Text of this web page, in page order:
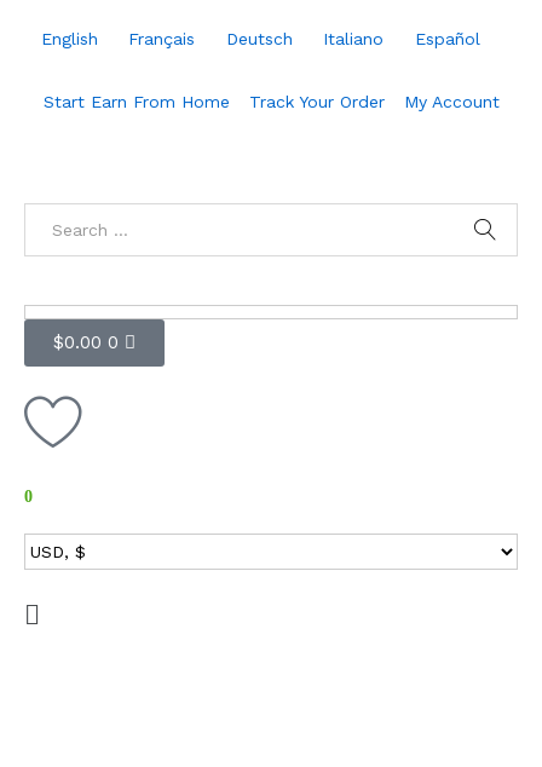
English Français Deutsch Italiano Español
Start Earn From Home Track Your Order My Account
$0.00 0
0